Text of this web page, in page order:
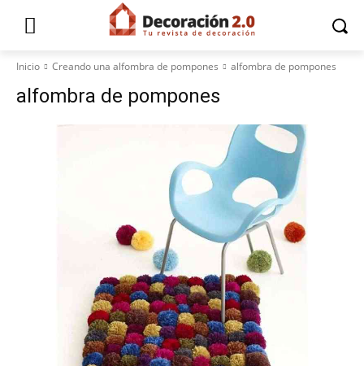
Inicio Creando una alfombra de pompones alfombra de pompones
alfombra de pompones